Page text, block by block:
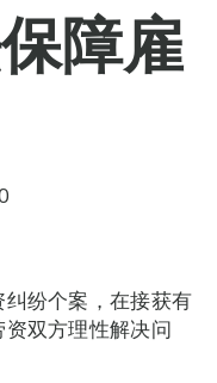
障雇
纷个案，在接获有
双方理性解决问